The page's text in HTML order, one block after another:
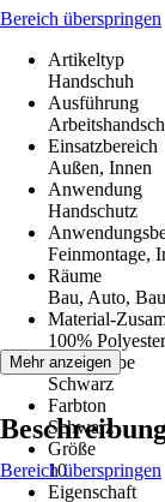
Bereich überspringen
Artikeltyp
Handschuh
Ausführung
Einsatzbereich
Außen, Innen
Anwendung
Handschutz
Feinmontage,
Räume
Bau, Auto,
Material-
100% Polyester
Grundfarbe
Schwarz
Farbton
Schwarz
Größe
10
Eigenschaft
Mehr anzeigen
Bereich überspringen